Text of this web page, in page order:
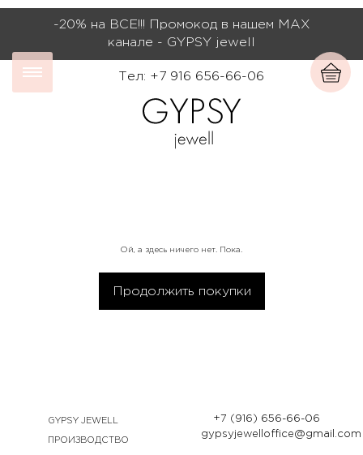
-20% на ВСЕ!!! Промокод в нашем МАХ
канале - GYPSY jewell
Тел: +7 916 656-66-06
Ой, а здесь ничего нет. Пока.
Продолжить покупки
GYPSY JEWELL
ПРОИЗВОДСТВО
+7 (916) 656-66-06
gypsyjewelloffice@gmail.com